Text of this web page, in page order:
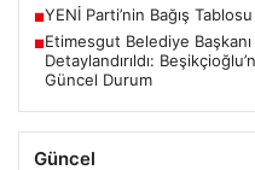
■YENİ Parti’nin Bağış
■Etimesgut Belediye
Detaylandırıldı:
Güncel Durum
Güncel